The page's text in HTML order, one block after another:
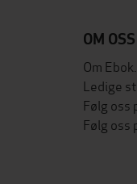
OM OSS
Om
Ledige
Følg oss
Følg oss